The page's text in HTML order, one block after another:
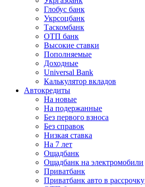
Глобус банк
Укрсоцбанк
Таскомбанк
ОТП банк
Высокие ставки
Пополняемые
Доходные
Universal Bank
Калькулятор вкладов
Автокредиты
На новые
На подержанные
Без первого взноса
Без справок
Низкая ставка
На 7 лет
Ощадбанк
Ощадбанк на электромобили
Приватбанк
Приватбанк авто в рассрочку